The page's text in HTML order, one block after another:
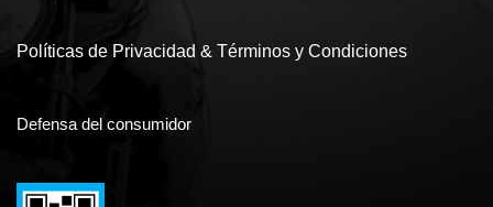
Políticas de Privacidad & Términos y Condiciones
Defensa del consumidor